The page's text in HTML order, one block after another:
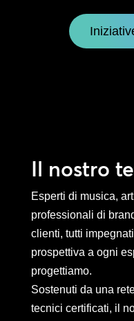
Il nostro
Esperti di musica,
professionali di
clienti, tutti
prospettiva a ogni
progettiamo.
Sostenuti da una
tecnici certificati, il